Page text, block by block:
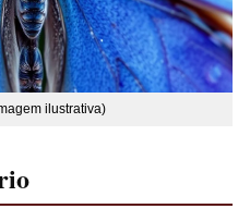
ilustrativa)